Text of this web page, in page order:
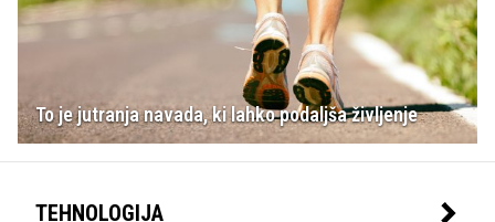
To je jutranja navada, ki lahko podaljša življenje
TEHNOLOGIJA